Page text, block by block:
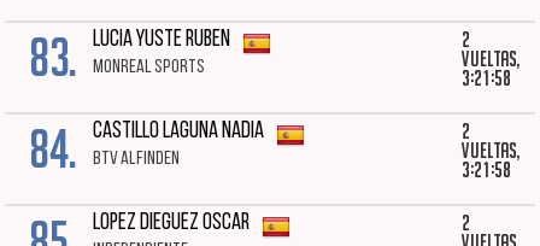
83. LUCIA YUSTE RUBEN
MONREAL SPORTS
2
vueltas,
3:21:58
84. CASTILLO LAGUNA NADIA
BTV ALFINDEN
2
vueltas,
3:21:58
LOPEZ DIEGUEZ OSCAR
2